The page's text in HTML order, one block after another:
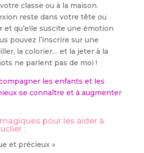
classe ou à la maison.
reste dans votre tête ou
qu’elle suscite une émotion
pouvez l’inscrire sur une
la colorier… et la jeter à la
ne parlent pas de moi !
les enfants et les
se connaître et à augmenter
pour les aider à
:
et précieux »